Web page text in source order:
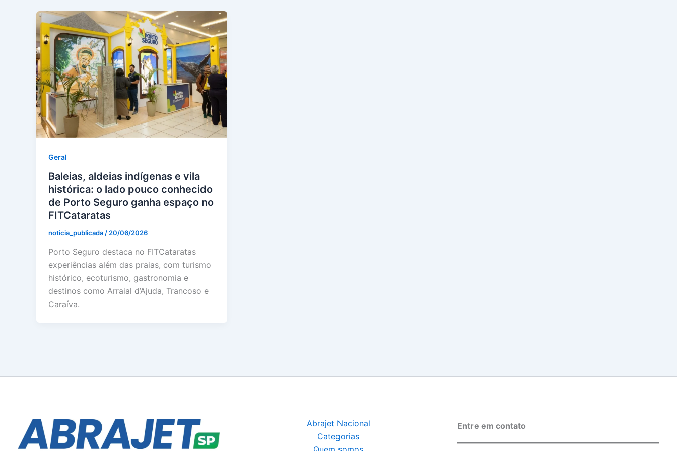
Geral
Baleias, aldeias indígenas e vila
histórica: o lado pouco conhecido
de Porto Seguro ganha espaço no
FITCataratas
noticia_publicada/20/06/2026
Porto Seguro destaca no FITCataratas
experiências além das praias, com turismo
histórico, ecoturismo, gastronomia e
destinos como Arraial d’Ajuda, Trancoso e
Caraíva.
Abrajet Nacional
Categorias
Entre em contato